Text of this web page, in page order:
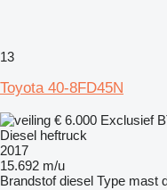
13
Toyota 40-8FD45N
€ 6.000 Exclusief
Diesel heftruck
2017
15.692 m/u
Brandstof diesel Type mast